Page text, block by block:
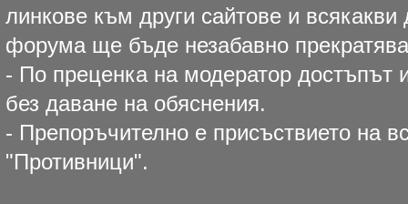
линкове към други сайтове и
форума ще бъде незабавно
- По преценка на модератор
без даване на обяснения.
- Препоръчително е присъствието на
"Противници".